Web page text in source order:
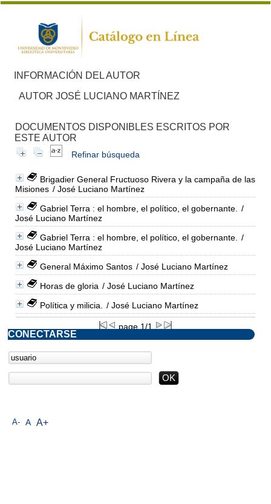
INFORMACIÓN DEL AUTOR
AUTOR JOSÉ LUCIANO MARTÍNEZ
DOCUMENTOS DISPONIBLES ESCRITOS POR
ESTE AUTOR
Refinar búsqueda
Brigadier General Fructuoso Rivera y la campaña de las
Misiones / José Luciano Martínez
Gabriel Terra : el hombre, el político, el gobernante.
/
José Luciano Martínez
Gabriel Terra : el hombre, el político, el gobernante.
/
José Luciano Martínez
General Máximo Santos / José Luciano Martínez
Horas de gloria / José Luciano Martínez
Política y milicia.
/ José Luciano Martínez
page 1/1
A- A A+
CONECTARSE